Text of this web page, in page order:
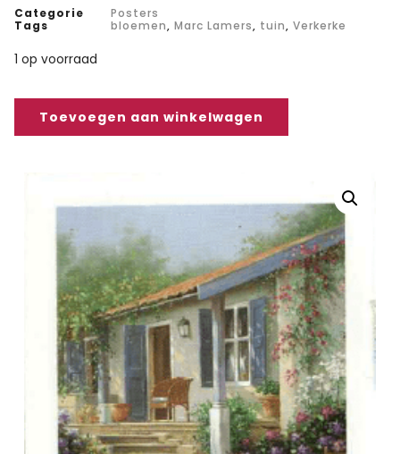
Categorie
Posters
Tags
bloemen, Marc Lamers, tuin, Verkerke
1 op voorraad
Toevoegen aan winkelwagen